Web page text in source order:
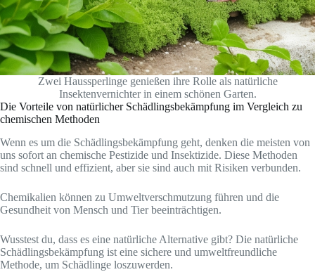
Zwei Haussperlinge genießen ihre Rolle als natürliche
Insektenvernichter in einem schönen Garten.
Die Vorteile von natürlicher Schädlingsbekämpfung im Vergleich zu
chemischen Methoden
Wenn es um die Schädlingsbekämpfung geht, denken die meisten von
uns sofort an chemische Pestizide und Insektizide. Diese Methoden
sind schnell und effizient, aber sie sind auch mit Risiken verbunden.
Chemikalien können zu Umweltverschmutzung führen und die
Gesundheit von Mensch und Tier beeinträchtigen.
Wusstest du, dass es eine natürliche Alternative gibt? Die natürliche
Schädlingsbekämpfung ist eine sichere und umweltfreundliche
Methode, um Schädlinge loszuwerden.